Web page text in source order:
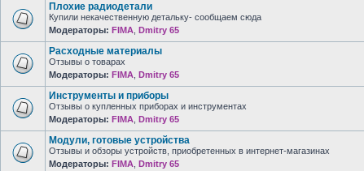
Плохие радиодетали
Купили некачественную детальку- сообщаем сюда
Модераторы: FIMA Dmitry 65
Расходные материалы
Отзывы о товарах
Модераторы: FIMA Dmitry 65
Инструменты и приборы
Отзывы о купленных приборах и инструментах
Модераторы: FIMA Dmitry 65
Модули, готовые устройства
Отзывы и обзоры устройств, приобретенных в интернет-магазинах
Модераторы: FIMA Dmitry 65